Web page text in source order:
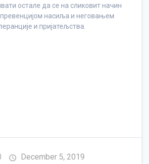
остале да се на сликовит начин
превенцијом насиља и неговањем
и пријатељства.
December 5, 2019